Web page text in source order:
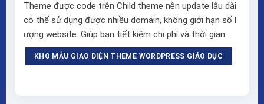
Theme được code trên Child theme nên update lâu dài
có thể sử dụng được nhiều domain, không giới hạn số l
ượng website. Giúp bạn tiết kiệm chi phí và thời gian
KHO MẪU GIAO DIỆN THEME WORDPRESS GIÁO DỤC